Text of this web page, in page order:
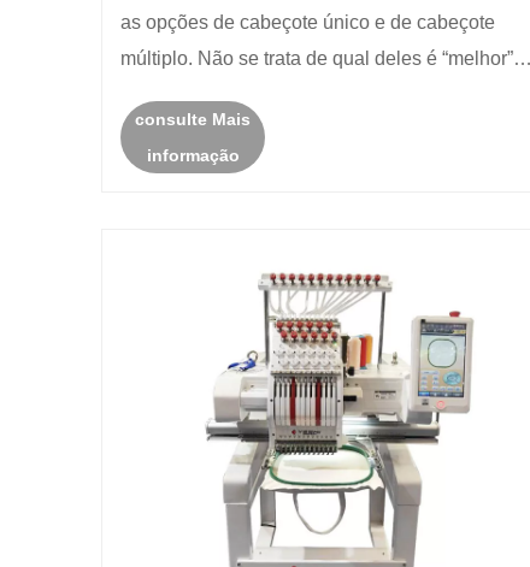
as opções de cabeçote único e de cabeçote
múltiplo. Não se trata de qual deles é “melhor” –
Abaixo, detalhamos as diferenças e a lógica de
decisão em três formatos distintos. Há......
consulte Mais
informação